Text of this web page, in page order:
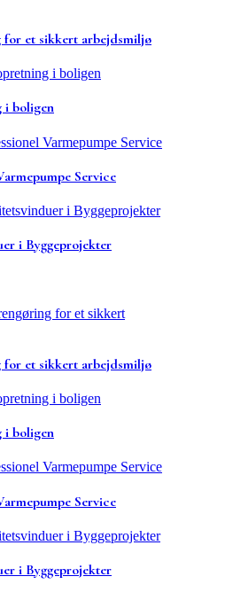
for et sikkert arbejdsmiljø
i boligen
Service
i Byggeprojekter
for et sikkert arbejdsmiljø
i boligen
Service
i Byggeprojekter